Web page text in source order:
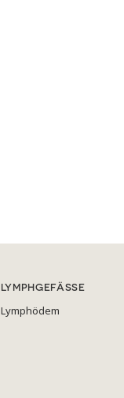
LYMPHGEFÄSSE
Lymphödem